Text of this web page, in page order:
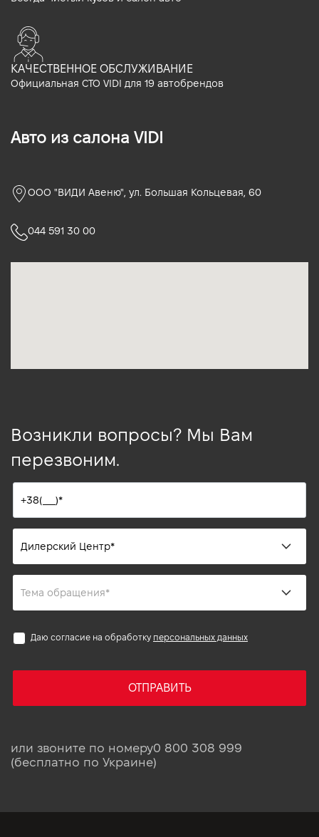
КАЧЕСТВЕННОЕ ОБСЛУЖИВАНИЕ
Официальная СТО VIDI для 19 автобрендов
Авто из салона VIDI
ООО "ВИДИ Авеню", ул. Большая Кольцевая, 60
044 591 30 00
Возникли вопросы? Мы Вам
перезвоним.
Даю согласие на обработку персональных данных
ОТПРАВИТЬ
или звоните по номеру0 800 308 999
(бесплатно по Украине)